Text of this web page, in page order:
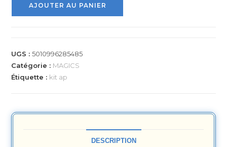
AJOUTER AU PANIER
UGS :5010996285485
Catégorie : MAGICS
Étiquette : kit ap
DESCRIPTION